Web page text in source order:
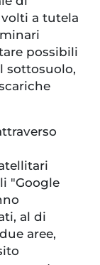
a tutela
possibili
sottosuolo,
"Google
al di
aree,